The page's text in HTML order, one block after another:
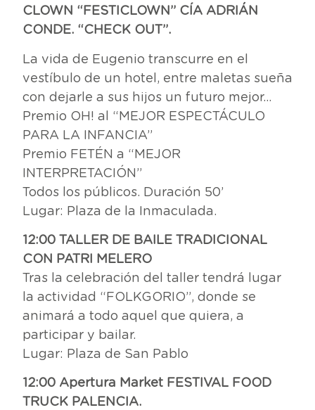
CLOWN “FESTICLOWN” CÍA ADRIÁN
CONDE. “CHECK OUT”.
La vida de Eugenio transcurre en el
vestíbulo de un hotel, entre maletas sueña
con dejarle a sus hijos un futuro mejor…
Premio OH! al “MEJOR ESPECTÁCULO
PARA LA INFANCIA”
Premio FETÉN a “MEJOR
INTERPRETACIÓN”
Todos los públicos. Duración 50’
Lugar: Plaza de la Inmaculada.
12:00 TALLER DE BAILE TRADICIONAL
CON PATRI MELERO
Tras la celebración del taller tendrá lugar
la actividad “FOLKGORIO”, donde se
animará a todo aquel que quiera, a
participar y bailar.
Lugar: Plaza de San Pablo
12:00 Apertura Market FESTIVAL FOOD
TRUCK PALENCIA.